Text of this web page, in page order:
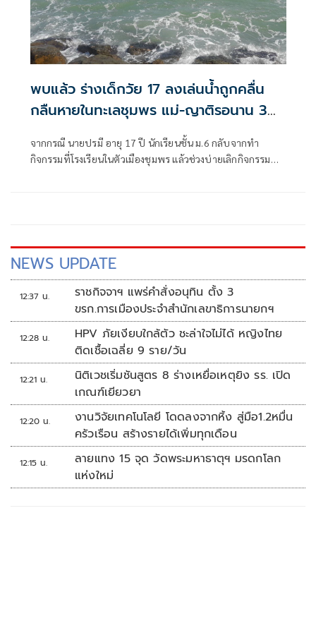
พบแล้ว ร่างเด็กวัย 17 ลงเล่นน้ำถูกคลื่น
กลืนหายในทะเลชุมพร แม่-ญาติรอนาน 3
จากกรณี นายปรมี อายุ 17 ปี นักเรียนชั้น ม.6 กลับจากทำ
กิจกรรมที่โรงเรียนในตัวเมืองชุมพร แล้วช่วงบ่ายเลิกกิจกรรม
NEWS UPDATE
12:37 น.
ราชกิจจาฯ แพร่คำสั่งอนุทิน ตั้ง 3
ขรก.การเมืองประจำสำนักเลขาธิการนายกฯ
12:28 น.
HPV ภัยเงียบใกล้ตัว ชะล่าใจไม่ได้ หญิงไทย
ติดเชื้อเฉลี่ย 9 ราย/วัน
12:21 น.
นิติเวชเริ่มชันสูตร 8 ร่างเหยื่อเหตุยิง รร. เปิด
เกณฑ์เยียวยา
12:20 น.
งานวิจัยเทคโนโลยี โดดลงจากหิ้ง สู่มือ1.2หมื่น
ครัวเรือน สร้างรายได้เพิ่มทุกเดือน
12:15 น.
ลายแทง 15 จุด วัดพระมหาธาตุฯ มรดกโลก
แห่งใหม่